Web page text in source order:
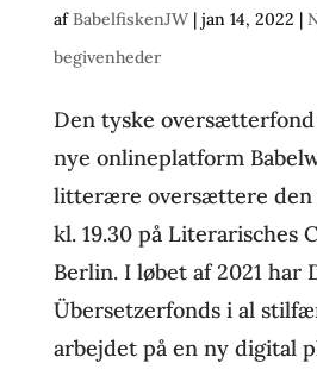
afBabelfiskenJW| jan 14, 2022 |
begivenheder
Den tyske
nye onlineplatform
litterære oversættere den
kl. 19.30 på Literarisches
Berlin. I løbet af 2021 har
Übersetzerfonds i al
arbejdet på en ny digital